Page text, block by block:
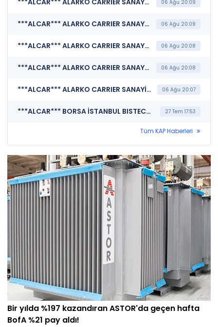
***ALCAR*** ALARKO CARRIER SANAYİ VE TİCARET A.Ş. (Sürdürülebilirlik Raporu) 06 Ağu 20:09
***ALCAR*** ALARKO CARRIER SANAYİ VE TİCARET A.Ş. (Katılım Finansı İlkeleri Bilgi Formu ) 06 Ağu 20:09
***ALCAR*** ALARKO CARRIER SANAYİ VE TİCARET A.Ş. (Sorumluluk Beyanı (Konsolide Olmayan)) 06 Ağu 20:08
***ALCAR*** ALARKO CARRIER SANAYİ VE TİCARET A.Ş. (Faaliyet Raporu (Konsolide Olmayan)) 06 Ağu 20:08
***ALCAR*** ALARKO CARRIER SANAYİ VE TİCARET A.Ş. (Finansal Rapor ) 06 Ağu 20:07
***ALCAR*** BORSA İSTANBUL BISTECH DEVRE KESİCİ UYGULAMASI (Pay Bazında Devre Kesici Bildirimi) 27 Tem 17:53
Tüm KAP Haberleri
Bir yılda %197 kazandıran ASTOR'da geçen hafta
BofA %21 pay aldı!